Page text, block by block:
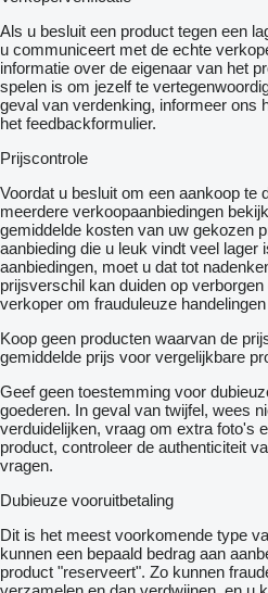
Als u besluit een product tegen een
u communiceert met de echte
informatie over de eigenaar van het
spelen is om jezelf te
geval van verdenking, informeer ons
het feedbackformulier.
Prijscontrole
Voordat u besluit om een ​​aankoop te
meerdere verkoopaanbiedingen
gemiddelde kosten van uw gekozen
aanbieding die u leuk vindt veel lager
aanbiedingen, moet u dat tot
prijsverschil kan duiden op
verkoper om frauduleuze
Koop geen producten waarvan de
gemiddelde prijs voor vergelijkbare
Geef geen toestemming voor
goederen. In geval van twijfel, wees
verduidelijken, vraag om extra foto's
product, controleer de authenticiteit
vragen.
Dubieuze vooruitbetaling
Dit is het meest voorkomende type
kunnen een bepaald bedrag aan
product "reserveert". Zo kunnen